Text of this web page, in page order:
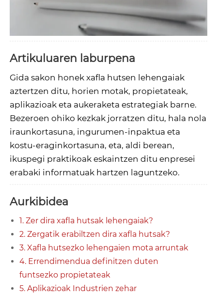
Artikuluaren laburpena
Gida sakon honek xafla hutsen lehengaiak
aztertzen ditu, horien motak, propietateak,
aplikazioak eta aukeraketa estrategiak barne.
Bezeroen ohiko kezkak jorratzen ditu, hala nola
iraunkortasuna, ingurumen-inpaktua eta
kostu-eraginkortasuna, eta, aldi berean,
ikuspegi praktikoak eskaintzen ditu enpresei
erabaki informatuak hartzen laguntzeko.
Aurkibidea
1. Zer dira xafla hutsak lehengaiak?
2. Zergatik erabiltzen dira xafla hutsak?
3. Xafla hutsezko lehengaien mota arruntak
4. Errendimendua definitzen duten
funtsezko propietateak
5. Aplikazioak Industrien zehar